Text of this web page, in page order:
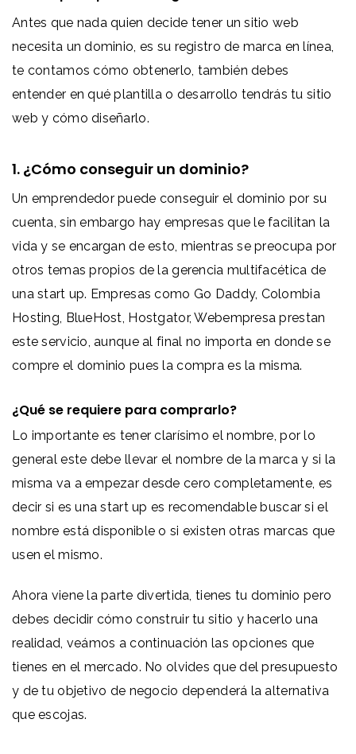
Antes que nada quien decide tener un sitio web
necesita un dominio, es su registro de marca en línea,
te contamos cómo obtenerlo, también debes
entender en qué plantilla o desarrollo tendrás tu sitio
web y cómo diseñarlo.
1. ¿Cómo conseguir un dominio?
Un emprendedor puede conseguir el dominio por su
cuenta, sin embargo hay empresas que le facilitan la
vida y se encargan de esto, mientras se preocupa por
otros temas propios de la gerencia multifacética de
una start up. Empresas como Go Daddy, Colombia
Hosting, BlueHost, Hostgator, Webempresa prestan
este servicio, aunque al final no importa en donde se
compre el dominio pues la compra es la misma.
¿Qué se requiere para comprarlo?
Lo importante es tener clarísimo el nombre, por lo
general este debe llevar el nombre de la marca y si la
misma va a empezar desde cero completamente, es
decir si es una start up es recomendable buscar si el
nombre está disponible o si existen otras marcas que
usen el mismo.
Ahora viene la parte divertida, tienes tu dominio pero
debes decidir cómo construir tu sitio y hacerlo una
realidad, veámos a continuación las opciones que
tienes en el mercado. No olvides que del presupuesto
y de tu objetivo de negocio dependerá la alternativa
que escojas.